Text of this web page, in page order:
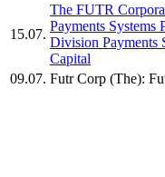
15.07.
The FUTR
Payments Systems
Division Payments
Capital
09.07. Futr Corp (The):